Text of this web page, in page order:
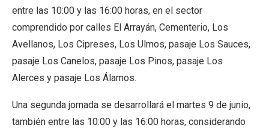
entre las 10:00 y las 16:00 horas, en el sector
comprendido por calles El Arrayán, Cementerio, Los
Avellanos, Los Cipreses, Los Ulmos, pasaje Los Sauces,
pasaje Los Canelos, pasaje Los Pinos, pasaje Los
Alerces y pasaje Los Álamos.
Una segunda jornada se desarrollará el martes 9 de junio,
también entre las 10:00 y las 16:00 horas, considerando